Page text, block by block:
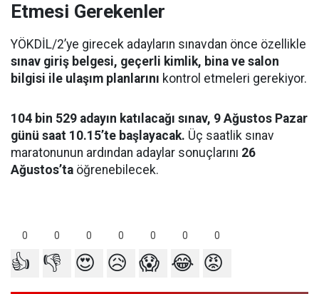
Etmesi Gerekenler
YÖKDİL/2’ye girecek adayların sınavdan önce özellikle
sınav giriş belgesi, geçerli kimlik, bina ve salon
bilgisi ile ulaşım planlarını kontrol etmeleri gerekiyor.
104 bin 529 adayın katılacağı sınav, 9 Ağustos Pazar
günü saat 10.15’te başlayacak. Üç saatlik sınav
maratonunun ardından adaylar sonuçlarını 26
Ağustos’ta öğrenebilecek.
0 0 0 0 0 0 0
👍 👎 😍 😥 😱 😂 😡